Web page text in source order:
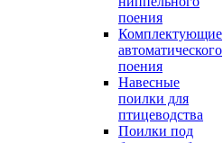
поения
Комплектующие
автоматического
поения
Навесные
поилки для
птицеводства
Поилки под